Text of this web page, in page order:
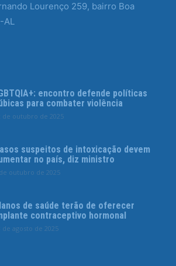
Lourenço 259, bairro Boa
AL
encontro defende políticas
para combater violência
de outubro de 2025
suspeitos de intoxicação devem
no país, diz ministro
outubro de 2025
de saúde terão de oferecer
contraceptivo hormonal
de agosto de 2025